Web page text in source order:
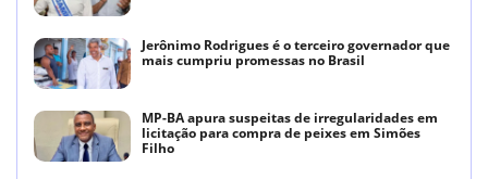
Jerônimo Rodrigues é o terceiro governador que
mais cumpriu promessas no Brasil
MP-BA apura suspeitas de irregularidades em
licitação para compra de peixes em Simões
Filho